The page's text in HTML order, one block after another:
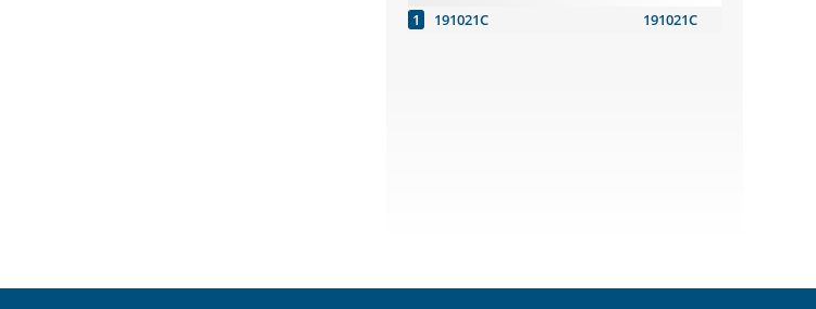
191021C 191021C